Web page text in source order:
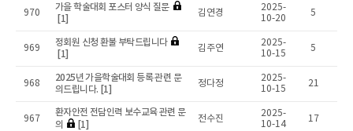
970
가을 학술대회 포스터 양식 질문
[1]
김연경
2025-
10-20
5
969
정회원 신청 환불 부탁드립니다
[1]
김주연
2025-
10-15
5
968
2025년 가을학술대회 등록 관련 문
의드립니다. [1]
정다정
2025-
10-15
21
967
환자안전 전담인력 보수교육 관련 문
의
[1] 전수진
2025-
10-14
17